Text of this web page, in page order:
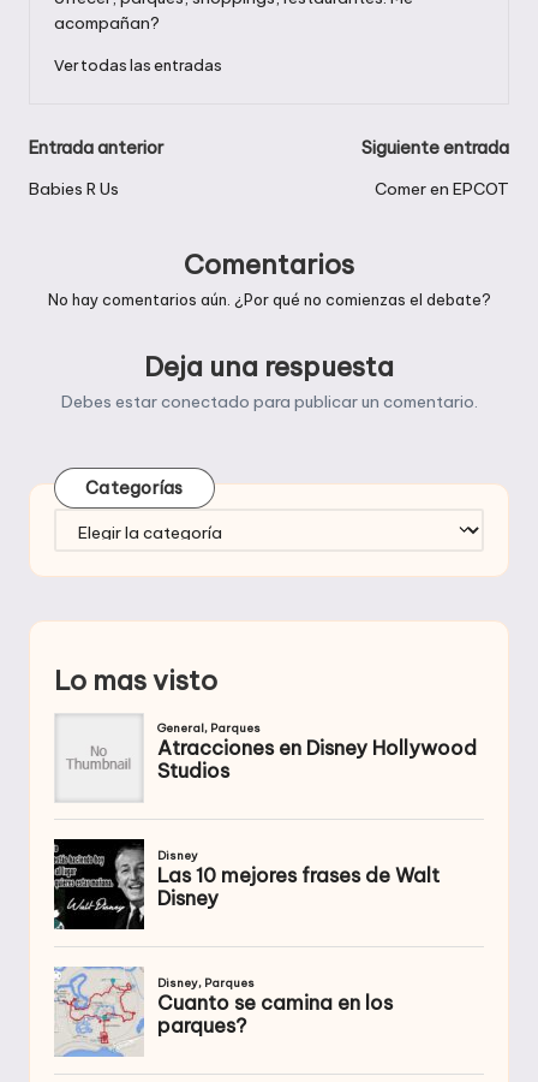
acompañan?
Ver todas las entradas
Navegación
de
Entrada anterior
Babies R Us
Siguiente entrada
Comer en EPCOT
Comentarios
No hay comentarios aún. ¿Por qué no comienzas el debate?
Deja una respuesta
Debes estarconectado para publicar un comentario.
Categorías
Lo mas visto